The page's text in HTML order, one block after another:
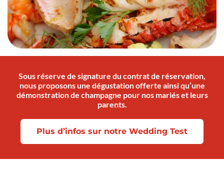
Sous réserve de signature du contrat de réservation,
nous proposons une dégustation offerte ainsi qu’une
démonstration de champagne pour nos mariés et leurs
parents.
Plus d’infos sur notre Wedding Test